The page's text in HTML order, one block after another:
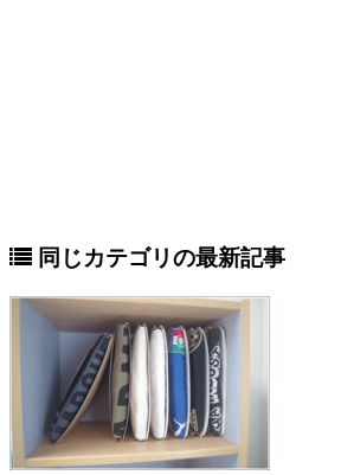
同じカテゴリの最新記事